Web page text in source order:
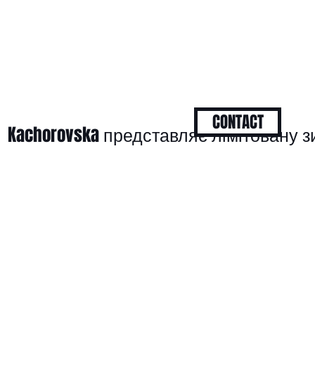
Kachorovska представляє лімітовану
CONTACT